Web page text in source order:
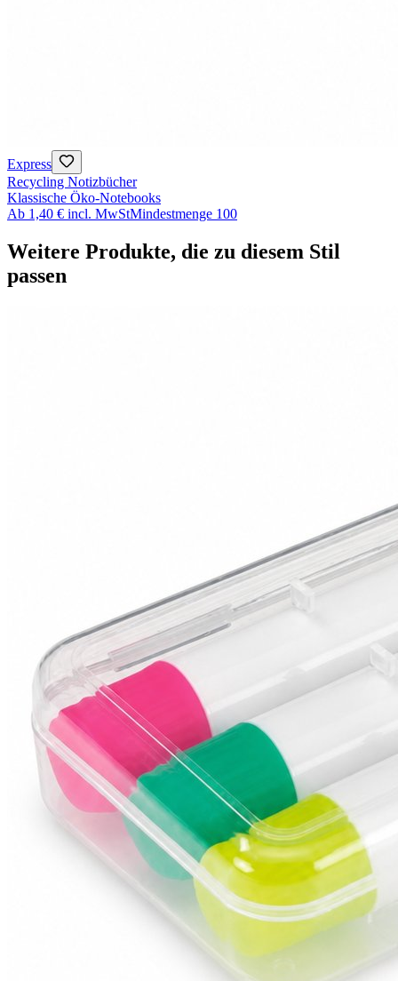
Express
Recycling Notizbücher
Klassische Öko-Notebooks
Ab 1,40 € incl. MwStMindestmenge 100
Weitere Produkte, die zu diesem Stil
passen